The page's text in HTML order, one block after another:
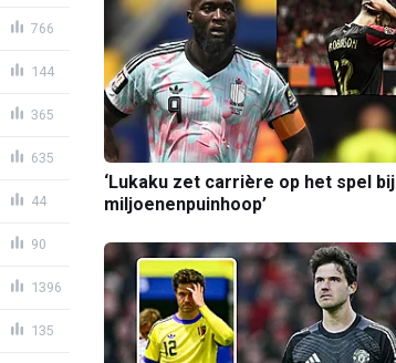
766
144
365
635
44
90
1396
135
‘Lukaku zet carrière op het spel bij
miljoenenpuinhoop’